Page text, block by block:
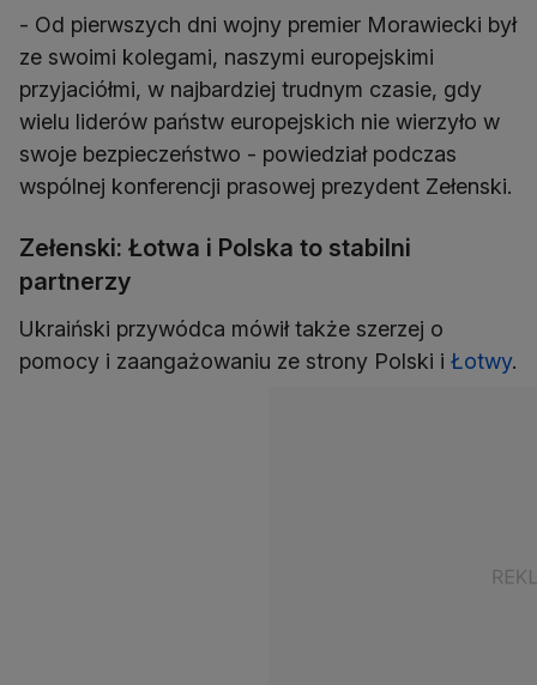
- Od pierwszych dni wojny premier Morawiecki był
ze swoimi kolegami, naszymi europejskimi
przyjaciółmi, w najbardziej trudnym czasie, gdy
wielu liderów państw europejskich nie wierzyło w
swoje bezpieczeństwo - powiedział podczas
wspólnej konferencji prasowej prezydent Zełenski.
Zełenski: Łotwa i Polska to stabilni
partnerzy
Ukraiński przywódca mówił także szerzej o
pomocy i zaangażowaniu ze strony Polski i Łotwy.